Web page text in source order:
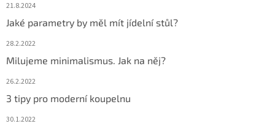
21.8.2024
Jaké parametry by měl mít jídelní stůl?
28.2.2022
Milujeme minimalismus. Jak na něj?
26.2.2022
3 tipy pro moderní koupelnu
30.1.2022